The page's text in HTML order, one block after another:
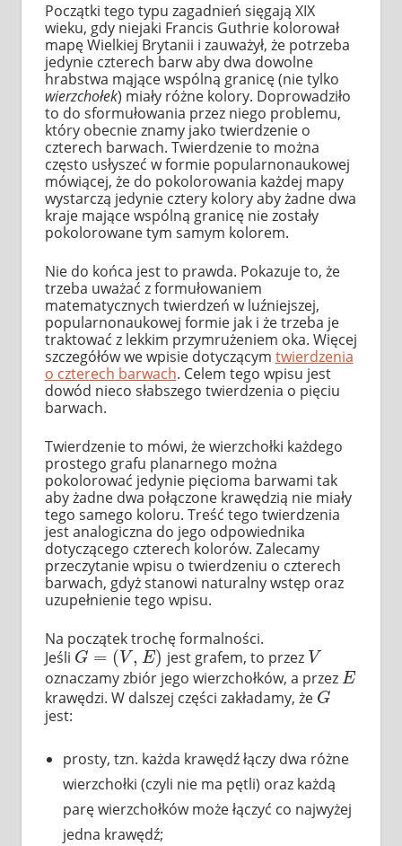
Początki tego typu zagadnień sięgają XIX
wieku, gdy niejaki Francis Guthrie kolorował
mapę Wielkiej Brytanii i zauważył, że potrzeba
jedynie czterech barw aby dwa dowolne
hrabstwa mąjące wspólną granicę (nie tylko
wierzchołek) miały różne kolory. Doprowadziło
to do sformułowania przez niego problemu,
który obecnie znamy jako twierdzenie o
czterech barwach. Twierdzenie to można
często usłyszeć w formie popularnonaukowej
mówiącej, że do pokolorowania każdej mapy
wystarczą jedynie cztery kolory aby żadne dwa
kraje mające wspólną granicę nie zostały
pokolorowane tym samym kolorem.
Nie do końca jest to prawda. Pokazuje to, że
trzeba uważać z formułowaniem
matematycznych twierdzeń w luźniejszej,
popularnonaukowej formie jak i że trzeba je
traktować z lekkim przymrużeniem oka. Więcej
szczegółów we wpisie dotyczącym twierdzenia
o czterech barwach. Celem tego wpisu jest
dowód nieco słabszego twierdzenia o pięciu
barwach.
Twierdzenie to mówi, że wierzchołki każdego
prostego grafu planarnego można
pokolorować jedynie pięcioma barwami tak
aby żadne dwa połączone krawędzią nie miały
tego samego koloru. Treść tego twierdzenia
jest analogiczna do jego odpowiednika
dotyczącego czterech kolorów. Zalecamy
przeczytanie wpisu o twierdzeniu o czterech
barwach, gdyż stanowi naturalny wstęp oraz
uzupełnienie tego wpisu.
Na początek trochę formalności.
Jeśli G = ( V , E)
G= (V, E ) jest grafem, to przez V
V
oznaczamy zbiór jego wierzchołków, a przez E
E
krawędzi. W dalszej części zakładamy, że G
G
jest:
prosty, tzn. każda krawędź łączy dwa różne
wierzchołki (czyli nie ma pętli) oraz każdą
parę wierzchołków może łączyć co najwyżej
jedna krawędź;